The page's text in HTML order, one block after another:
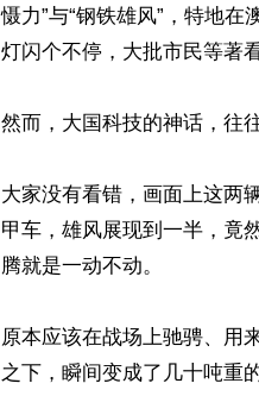
慑力”与“钢铁雄风”，特地
灯闪个不停，大批市民等著
然而，大国科技的神话，往
大家没有看错，画面上这两
甲车，雄风展现到一半，竟
腾就是一动不动。
原本应该在战场上驰骋、用
之下，瞬间变成了几十吨重